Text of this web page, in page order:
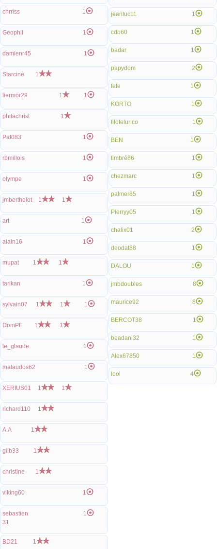
chrriss 1
Geophil 1
damienr45 1
Starciné 1
liermor29 1 1
philachrist 1
Pat083 1
rbmillois 1
olympe 1
jmberthelot 1 1
art 1
alain16 1
mupat 1 1
tarikan 1
sylvain07 1 1 1
DomPE 1 1
le_glaude 1
malaudos62 1
XERIUS01 1 1
richard110 1
A.A 1
gilb33 1
christine 1
viking60 1
sebastien
31
1
BD21 1
jeanluc11 1
cdb60 1
badar 1
papydom 2
fefe 1
KORTO 1
filotelurico 1
BEN 1
timbré86 1
chezmarc 1
palmer85 1
Pierryy05 1
chalix01 2
deodat88 1
DALOU 1
jmbdoubles 8
maurice92 8
BERCOT38 1
beadani32 1
Alex67850 1
lool 4